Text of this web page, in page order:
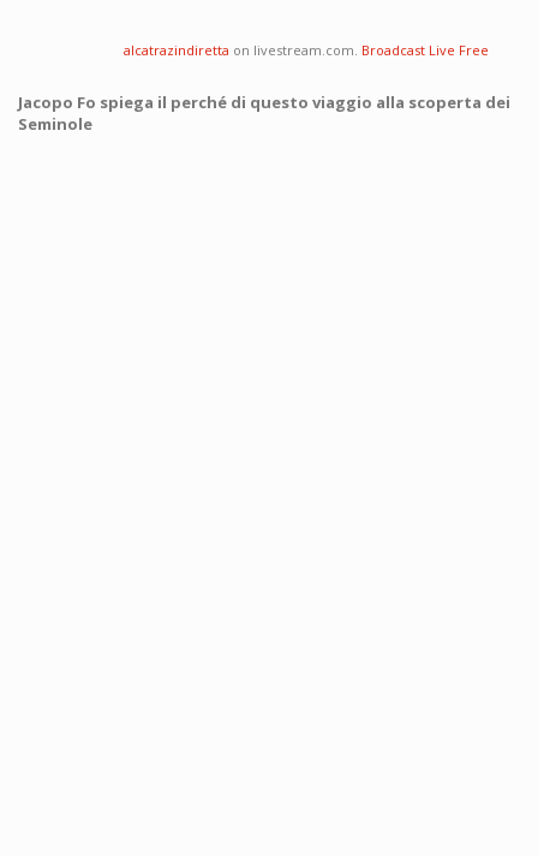
alcatrazindiretta on livestream.com. Broadcast Live Free
Jacopo Fo spiega il perché di questo viaggio alla scoperta dei
Seminole